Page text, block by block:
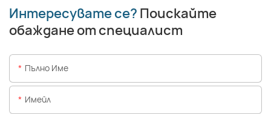
Интересувате се? Поискайте
обаждане от специалист
Пълно Име
Имейл